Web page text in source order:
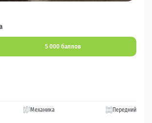
5 000 баллов
Механика Передний